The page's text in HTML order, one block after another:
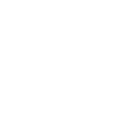
が出来ました。
・快適・健康リフォーム工事の
て実践しています。
四つ星)です